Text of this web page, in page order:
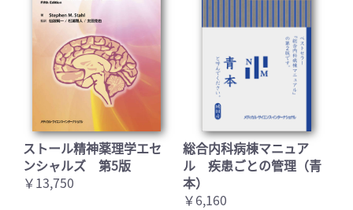
ストール精神薬理学エセ
ンシャルズ 第5版
￥13,750
総合内科病棟マニュア
ル 疾患ごとの管理（青
本）
￥6,160